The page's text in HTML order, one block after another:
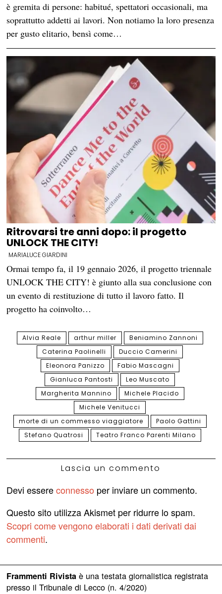
è gremita di persone: habitué, spettatori occasionali, ma
soprattutto addetti ai lavori. Non notiamo la loro presenza
per gusto elitario, bensì come…
Ritrovarsi tre anni dopo: il progetto
UNLOCK THE CITY!
MARIALUCE GIARDINI
Ormai tempo fa, il 19 gennaio 2026, il progetto triennale
UNLOCK THE CITY! è giunto alla sua conclusione con
un evento di restituzione di tutto il lavoro fatto. Il
progetto ha coinvolto…
Alvia Reale arthur miller
Beniamino Zannoni
Caterina Paolinelli
Duccio Camerini
Eleonora Panizzo
Fabio Mascagni
Gianluca Pantosti
Leo Muscato
Margherita Mannino
Michele Placido
Michele Venitucci
morte di un commesso viaggiatore
Paolo Gattini
Stefano Quatrosi
Teatro Franco Parenti Milano
Lascia un commento
Devi essereconnesso per inviare un commento.
Questo sito utilizza Akismet per ridurre lo spam.
Scopri come vengono elaborati i dati derivati dai
commenti.
Frammenti Rivistaè una testata giornalistica registrata
presso il Tribunale di Lecco (n. 4/2020)